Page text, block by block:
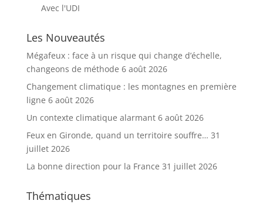
Avec l'UDI
Les Nouveautés
Mégafeux : face à un risque qui change d’échelle,
changeons de méthode 6 août 2026
Changement climatique : les montagnes en première
ligne 6 août 2026
Un contexte climatique alarmant 6 août 2026
Feux en Gironde, quand un territoire souffre… 31
juillet 2026
La bonne direction pour la France 31 juillet 2026
Thématiques